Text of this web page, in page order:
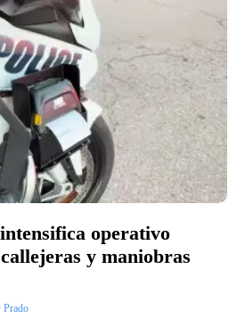
operativo
y maniobras
Prado